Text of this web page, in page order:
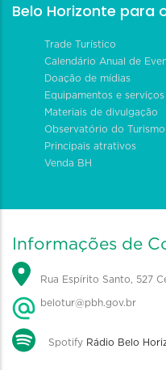
Belo Horizonte para
Trade Turístico
Calendário Anual de
Doação de mídias
Equipamentos e serviços
Materiais de divulgação
Observatório do Turismo
Principais atrativos
Venda BH
Informações de
Rua Espírito Santo, 527
belotur@pbh.gov.br
Spotify Rádio Belo